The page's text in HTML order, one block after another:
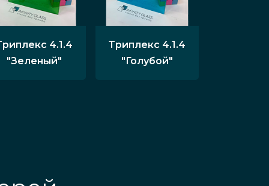
перегородок с радиусной
дизайнерских стеклянных
4.1.4
"Зеленый"
Триплекс 4.1.4
"Голубой"